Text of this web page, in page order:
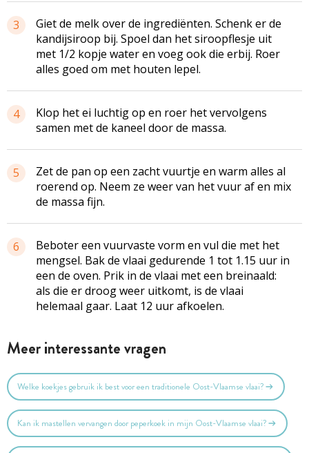
3
Giet de melk over de ingrediënten. Schenk er de
kandijsiroop bij. Spoel dan het siroopflesje uit
met 1/2 kopje water en voeg ook die erbij. Roer
alles goed om met houten lepel.
4
Klop het ei luchtig op en roer het vervolgens
samen met de kaneel door de massa.
5
Zet de pan op een zacht vuurtje en warm alles al
roerend op. Neem ze weer van het vuur af en mix
de massa fijn.
6
Beboter een vuurvaste vorm en vul die met het
mengsel. Bak de vlaai gedurende 1 tot 1.15 uur in
een de oven. Prik in de vlaai met een breinaald:
als die er droog weer uitkomt, is de vlaai
helemaal gaar. Laat 12 uur afkoelen.
Meer interessante vragen
Welke koekjes gebruik ik best voor een traditionele Oost-Vlaamse vlaai?
Kan ik mastellen vervangen door peperkoek in mijn Oost-Vlaamse vlaai?